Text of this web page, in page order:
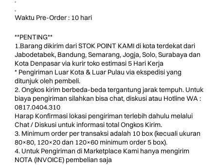
.
Waktu Pre-Order : 10 hari
**PENTING**
1.Barang dikirim dari STOK POINT KAMI di kota terdekat dari
Jabodetabek, Bandung, Semarang, Jogja, Solo, Surabaya dan
Kota Denpasar via kurir toko estimasi 5 Hari Kerja
* Pengiriman Luar Kota & Luar Pulau via ekspedisi yang
ditunjuk oleh pembeli.
2. Ongkos kirim berbeda-beda tergantung jarak tempuh. Untuk
biaya pengiriman silahkan bisa chat, diskusi atau Hotline WA :
0817.0404.310
Harap Konfirmasi lokasi pengiriman terlebih dahulu melalui
Chat / Diskusi untuk informasi total Ongkos Kirim.
3. Minimum order per transaksi adalah 10 box (kecuali ukuran
80×80, 120×20 dan 120×60 minimum order 5 box).
4. Untuk Pengiriman di Marketplace Kami hanya mengirim
NOTA (INVOICE) pembelian saja